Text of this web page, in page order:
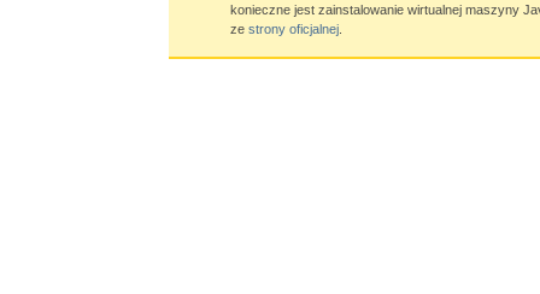
konieczne jest zainstalowanie wirtualnej maszyny
ze strony oficjalnej